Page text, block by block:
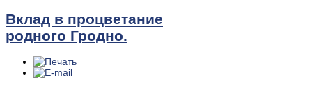
Вклад в процветание
родного Гродно.